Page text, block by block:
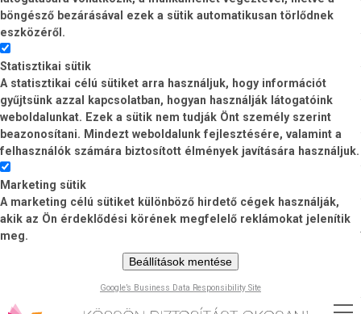
böngésző bezárásával ezek a sütik automatikusan törlődnek
eszközéről.
Statisztikai sütik
A statisztikai célú sütiket arra használjuk, hogy információt
gyűjtsünk azzal kapcsolatban, hogyan használják látogatóink
weboldalunkat. Ezek a sütik nem tudják Önt személy szerint
beazonosítani. Mindezt weboldalunk fejlesztésére, valamint a
felhasználók számára biztosított élmények javítására használjuk.
Marketing sütik
A marketing célú sütiket különböző hirdető cégek használják,
akik az Ön érdeklődési körének megfelelő reklámokat jelenítik
meg.
Beállítások mentése
Google’s Business Data Responsibility Site
Ugrás